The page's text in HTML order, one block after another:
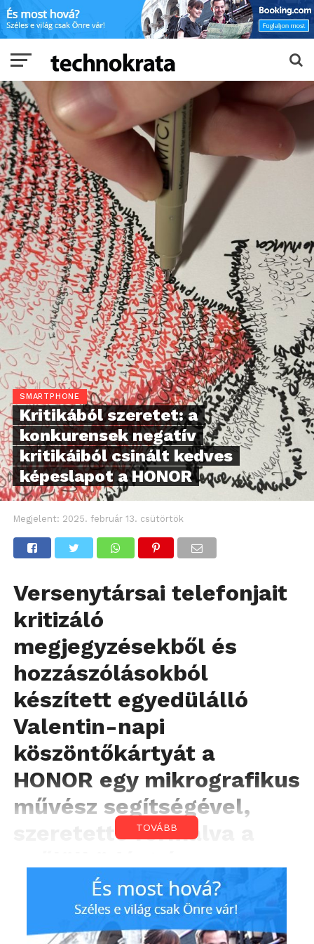
SMARTPHONE
Kritikából szeretet: a
konkurensek negatív
kritikáiból csinált kedves
képeslapot a HONOR
Megjelent: 2025. február 13. csütörtök
Versenytársai telefonjait
kritizáló
megjegyzésekből és
hozzászólásokból
készített egyedülálló
Valentin-napi
köszöntőkártyát a
HONOR egy mikrografikus
művész segítségével,
szeretetté formálva a
indulatokat.
A HONOR idén Valentin-napon a szeretet
terjesztését tűzte ki céljául… egy közel 5000 szót
TOVÁBB